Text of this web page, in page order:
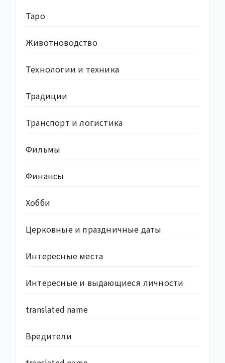
Таро
Животноводство
Технологии и техника
Традиции
Транспорт и логистика
Фильмы
Финансы
Хобби
Церковные и праздничные даты
Интересные места
Интересные и выдающиеся личности
translated name
Вредители